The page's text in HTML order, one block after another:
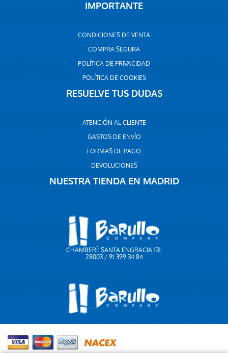
IMPORTANTE
CONDICIONES DE VENTA
COMPRA SEGURA
POLÍTICA DE PRIVACIDAD
POLÍTICA DE COOKIES
RESUELVE TUS DUDAS
ATENCIÓN AL CLIENTE
GASTOS DE ENVÍO
FORMAS DE PAGO
DEVOLUCIONES
NUESTRA TIENDA EN MADRID
CHAMBERÍ: SANTA ENGRACIA 131.
28003 / 91 399 34 84